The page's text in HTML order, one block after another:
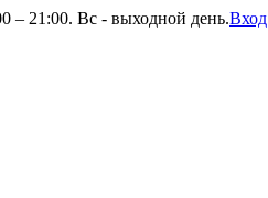
– 21:00. Вс - выходной день.Вход